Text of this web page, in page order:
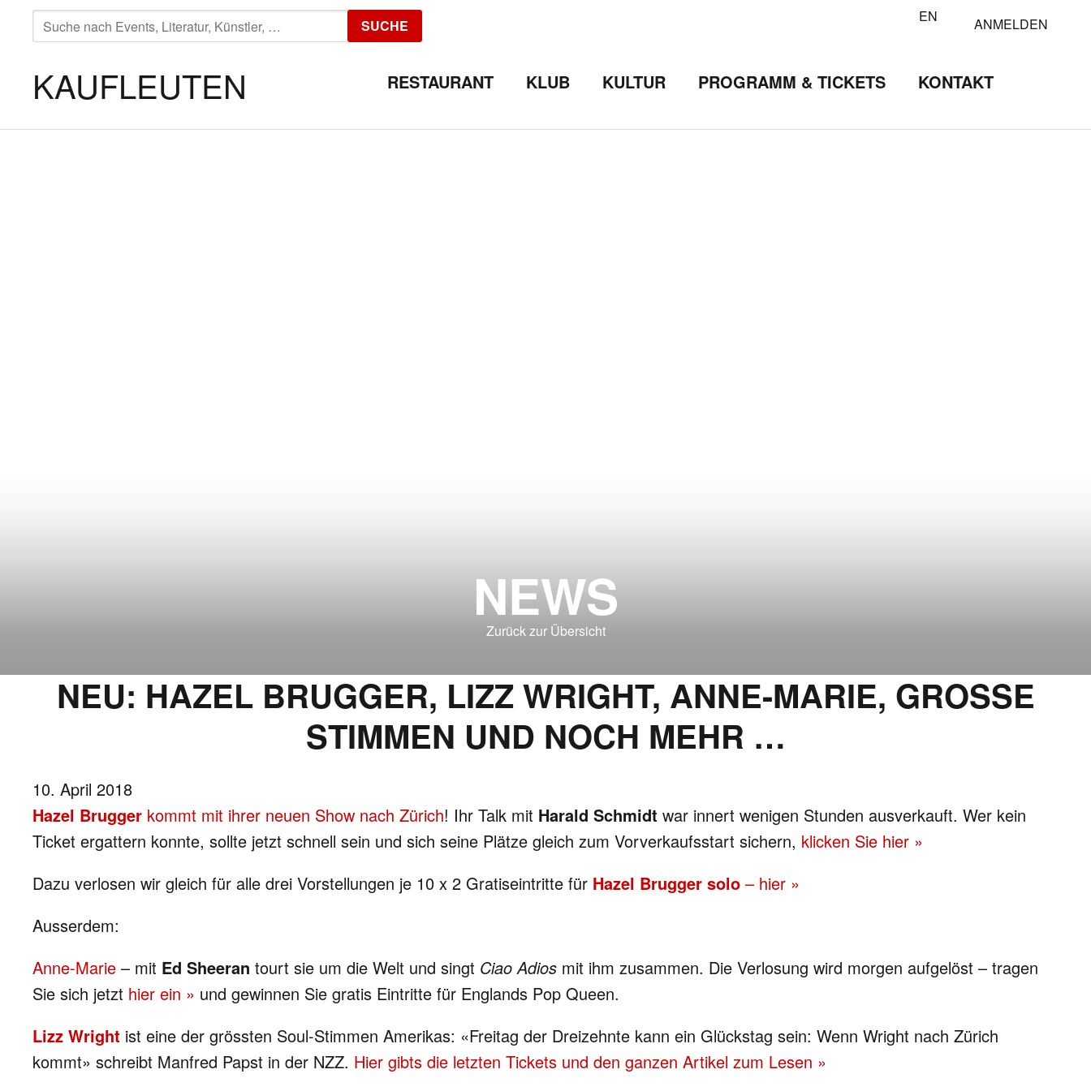
SUCHE
NACH:
SUCHE EN ANMELDEN
KAUFLEUTEN RESTAURANT KLUB KULTUR PROGRAMM & TICKETS KONTAKT
NEWS
Zurück zur Übersicht
NEU: HAZEL BRUGGER, LIZZ WRIGHT, ANNE-MARIE, GROSSE
STIMMEN UND NOCH MEHR …
10. April 2018
Hazel Brugger kommt mit ihrer neuen Show nach Zürich! Ihr Talk mit Harald Schmidt war innert wenigen Stunden ausverkauft. Wer kein
Ticket ergattern konnte, sollte jetzt schnell sein und sich seine Plätze gleich zum Vorverkaufsstart sichern, klicken Sie hier »
Dazu verlosen wir gleich für alle drei Vorstellungen je 10 x 2 Gratiseintritte für Hazel Brugger solo – hier »
Ausserdem:
Anne-Marie – mit Ed Sheeran tourt sie um die Welt und singt Ciao Adios mit ihm zusammen. Die Verlosung wird morgen aufgelöst – tragen
Sie sich jetzt hier ein » und gewinnen Sie gratis Eintritte für Englands Pop Queen.
Lizz Wright ist eine der grössten Soul-Stimmen Amerikas: «Freitag der Dreizehnte kann ein Glückstag sein: Wenn Wright nach Zürich
kommt» schreibt Manfred Papst in der NZZ. Hier gibts die letzten Tickets und den ganzen Artikel zum Lesen »